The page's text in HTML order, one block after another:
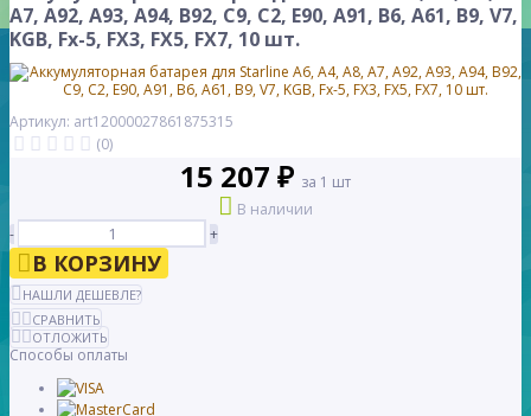
A7, A92, A93, A94, B92, C9, C2, E90, A91, B6, A61, B9, V7,
KGB, Fx-5, FX3, FX5, FX7, 10 шт.
Артикул: art12000027861875315
(0)
15 207 ₽ за 1 шт
В наличии
-
+
В КОРЗИНУ
НАШЛИ ДЕШЕВЛЕ?
СРАВНИТЬ
ОТЛОЖИТЬ
Способы оплаты